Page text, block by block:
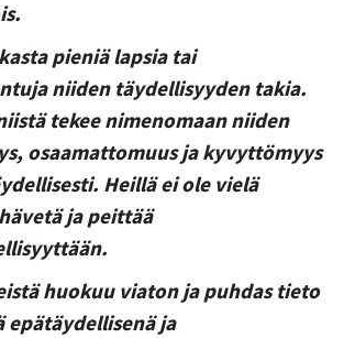
pieniä lapsia tai
niiden täydellisyyden takia.
tekee nimenomaan niiden
osaamattomuus ja kyvyttömyys
Heillä ei ole vielä
ja peittää
huokuu viaton ja puhdas tieto
epätäydellisenä ja